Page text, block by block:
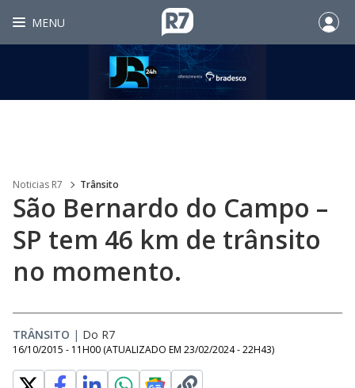
MENU
Noticias R7 Trânsito
São Bernardo do Campo –
SP tem 46 km de trânsito
no momento.
TRÂNSITO | Do R7
16/10/2015 - 11H00 (ATUALIZADO EM 23/02/2024 - 22H43)